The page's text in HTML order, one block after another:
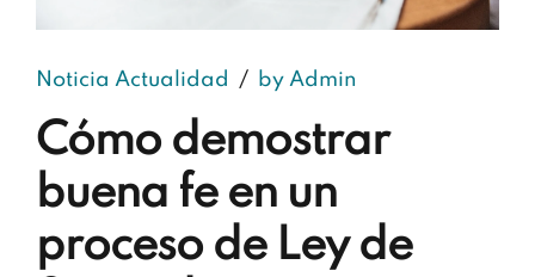
Noticia Actualidad by Admin
Cómo demostrar
buena fe en un
proceso de Ley de